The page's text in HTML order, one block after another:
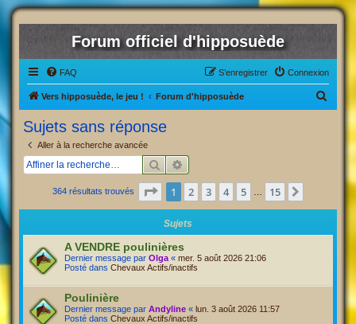
Forum officiel d'hipposuède
FAQ Connexion
S’enregistrer
Vers hipposuède, le jeu ! Forum d'hipposuède
c
Sujets sans réponse
Aller à la recherche avancée
Rechercher
364 résultats trouvés Page 1sur15
1 2 3 4 5 15
Sujets
A VENDRE poulinières
Dernier message par Olga « mer. 5 août 2026 21:06
Posté dans Chevaux Actifs/inactifs
Poulinière
Dernier message par Andyline « lun. 3 août 2026 11:57
Posté dans Chevaux Actifs/inactifs